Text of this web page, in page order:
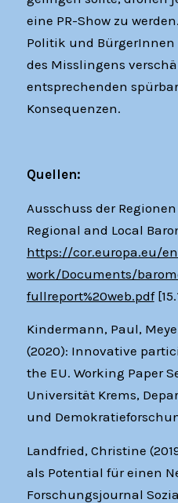
eine PR-Show zu
Politik und
des Misslingens
entsprechenden
Konsequenzen.
Quellen:
Ausschuss der
Regional and Local
https://cor.europa.eu/
work/Documents/
fullreport%20web.pdf
Kindermann, Paul,
(2020): Innovative
the EU. Working Paper
Universität Krems,
und
Landfried, Christine
als Potential für einen
Forschungsjournal